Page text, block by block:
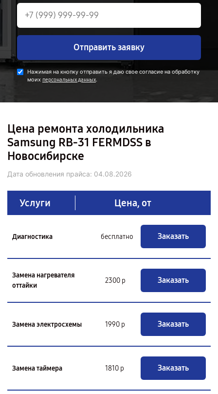
Отправить заявку
Нажимая на кнопку отправить я даю свое согласие на обработку
моих персональных данных.
Цена ремонта холодильника
Samsung RB-31 FERMDSS в
Новосибирске
Дата обновления прайса: 04.08.2026
Услуги Цена, от
Диагностика бесплатно Заказать
Замена нагревателя
оттайки
2300 р Заказать
Замена электросхемы 1990 р Заказать
Замена таймера 1810 р Заказать